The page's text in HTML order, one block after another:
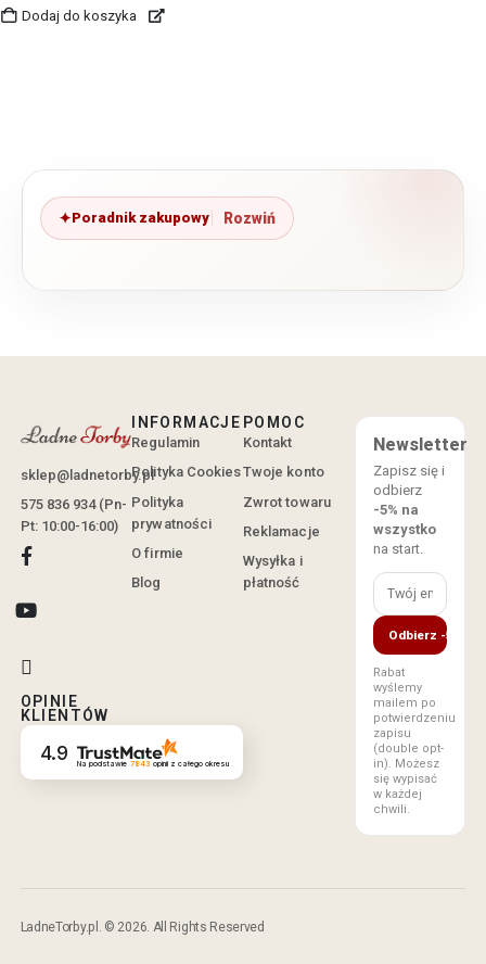
Dodaj do koszyka
Poradnik zakupowy
sklep@ladnetorby.pl
575 836 934 (Pn-
Pt: 10:00-16:00)
OPINIE
KLIENTÓW
4.9 Na podstawie 7843 opinii z całego okresu
INFORMACJE
Regulamin
Polityka Cookies
Polityka
prywatności
O firmie
Blog
POMOC
Kontakt
Twoje konto
Zwrot towaru
Reklamacje
Wysyłka i
płatność
Newsletter
Zapisz się i
odbierz
-5% na
wszystko
na start.
Odbierz -5%
Rabat
wyślemy
mailem po
potwierdzeniu
zapisu
(double opt-
in). Możesz
się wypisać
w każdej
chwili.
LadneTorby.pl. © 2026. All Rights Reserved